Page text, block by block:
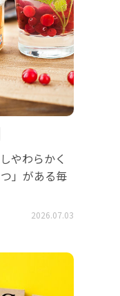
やわらかく
」がある毎
2026.07.03